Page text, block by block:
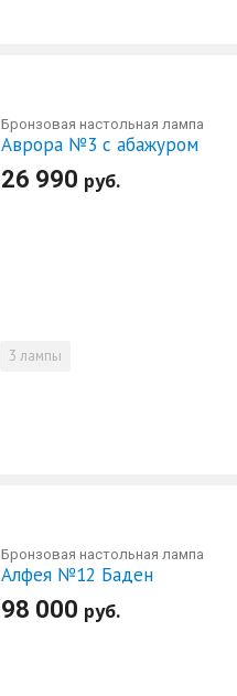
Бронзовая настольная лампа
Аврора №3 с абажуром
26 990 руб.
3 лампы
Бронзовая настольная лампа
Алфея №12 Баден
98 000 руб.